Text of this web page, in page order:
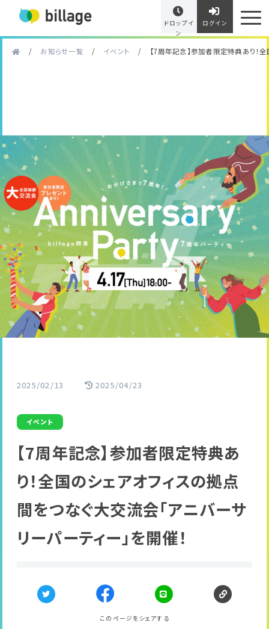
ドロップイ
ン
ログイン
/ お知らせ一覧 / イベント / 【7周年記念】参加者限定特典あり！
2025/02/13 2025/04/23
イベント
【7周年記念】参加者限定特典あ
り！全国のシェアオフィスの拠点
間をつなぐ大交流会「アニバーサ
リーパーティー」を開催！
このページをシェアする